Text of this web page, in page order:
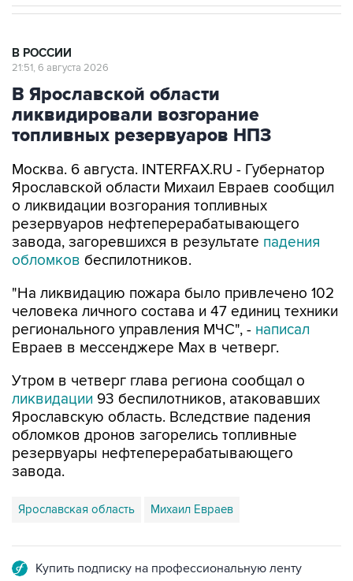
В Ярославской области
ликвидировали возгорание
топливных резервуаров НПЗ
Москва. 6 августа. INTERFAX.RU - Губернатор
о ликвидации возгорания топливных
резервуаров нефтеперерабатывающего
завода, загоревшихся в результатепадения
обломковбеспилотников.
"На ликвидацию пожара было привлечено 102
регионального управления МЧС", -написал
Евраев в мессенджере Мах в четверг.
Утром в четверг глава региона сообщал о
Ярославскую область. Вследствие падения
обломков дронов загорелись топливные
резервуары нефтеперерабатывающего
завода.
Ярославская область
Подписаться на рассылку главных новостей сайта